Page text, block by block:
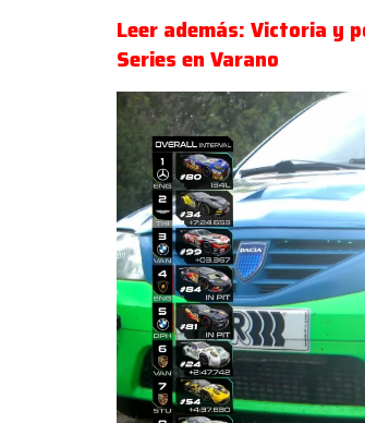
Leer además: Victoria y
Series en Varano